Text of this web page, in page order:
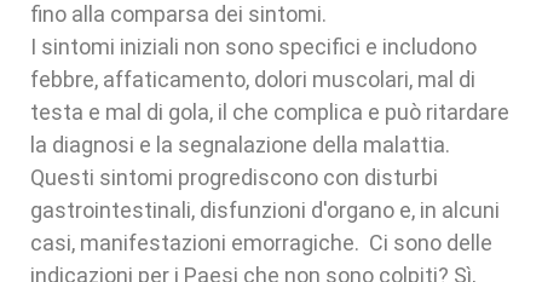
fino alla comparsa dei sintomi.
I sintomi iniziali non sono specifici e includono
febbre, affaticamento, dolori muscolari, mal di
testa e mal di gola, il che complica e può ritardare
la diagnosi e la segnalazione della malattia.
Questi sintomi progrediscono con disturbi
gastrointestinali, disfunzioni d'organo e, in alcuni
casi, manifestazioni emorragiche. Ci sono delle
indicazioni per i Paesi che non sono colpiti? Sì,